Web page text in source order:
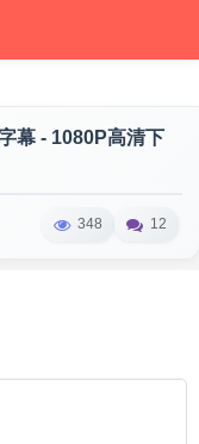
幕 - 1080P高清下
348 12